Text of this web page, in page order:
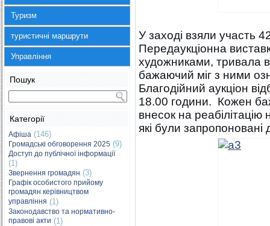
Туризм
туристичні маршрути
Управління
Пошук
Категорії
Афіша (146)
Громадські обговорення 2025 (9)
Доступ до публічної інформації
(1)
Звернення громадян (3)
Графік особистого прийому
громадян керівництвом
управління (1)
Законодавство та нормативно-
правові акти (1)
У заході взяли участь
Передаукціонна
художниками, тривала
бажаючий міг з ними
Благодійний аукціон
18.00 години. Кожен
внесок на
які були запропоновані